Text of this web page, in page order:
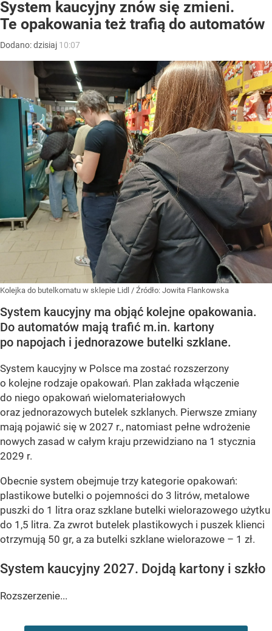
System kaucyjny znów się zmieni.
Te opakowania też trafią do automatów
Dodano:dzisiaj 10:07
Kolejka do butelkomatu w sklepie Lidl / Źródło: Jowita Flankowska
System kaucyjny ma objąć kolejne opakowania.
Do automatów mają trafić m.in. kartony
po napojach i jednorazowe butelki szklane.
System kaucyjny w Polsce ma zostać rozszerzony
o kolejne rodzaje opakowań. Plan zakłada włączenie
do niego opakowań wielomateriałowych
oraz jednorazowych butelek szklanych. Pierwsze zmiany
mają pojawić się w 2027 r., natomiast pełne wdrożenie
nowych zasad w całym kraju przewidziano na 1 stycznia
2029 r.
Obecnie system obejmuje trzy kategorie opakowań:
plastikowe butelki o pojemności do 3 litrów, metalowe
puszki do 1 litra oraz szklane butelki wielorazowego użytku
do 1,5 litra. Za zwrot butelek plastikowych i puszek klienci
otrzymują 50 gr, a za butelki szklane wielorazowe – 1 zł.
System kaucyjny 2027. Dojdą kartony i szkło
Rozszerzenie...